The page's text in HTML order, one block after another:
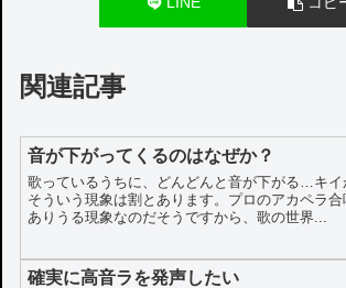
関連記事
音が下がってくるのはなぜか？
歌っているうちに、どんどんと音が下がる…キイ
そういう現象は割とあります。プロのアカペラ合
ありうる現象なのだそうですから、歌の世界...
確実に高音ラを発声したい